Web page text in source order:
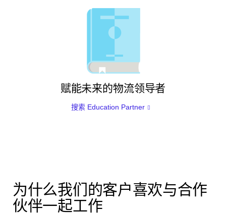
赋能未来的物流领导者
搜索 Education Partner
为什么我们的客户喜欢与合作
伙伴一起工作